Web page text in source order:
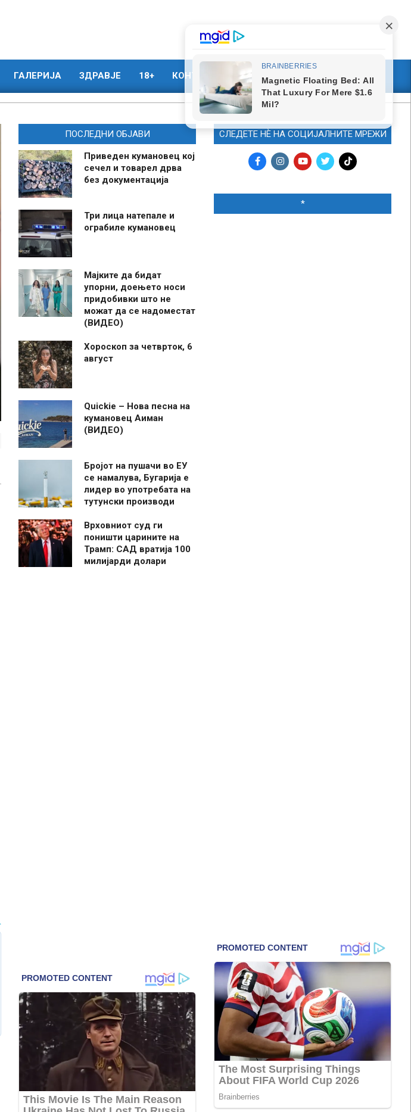
ГАЛЕРИЈА ЗДРАВЈЕ 18+ КОНТАКТ МАРКЕТИНГ
ПОСЛЕДНИ ОБЈАВИ
Приведен кумановец кој
сечел и товарел дрва
без документација
Три лица натепале и
ограбиле кумановец
Мајките да бидат
упорни, доењето носи
придобивки што не
можат да се надоместат
(ВИДЕО)
Хороскоп за четврток, 6
август
Quickie – Нова песна на
кумановец Аиман
(ВИДЕО)
Бројот на пушачи во ЕУ
се намалува, Бугарија е
лидер во употребата на
тутунски производи
Врховниот суд ги
поништи царините на
Трамп: САД вратија 100
милијарди долари
СЛЕДЕТЕ НЀ НА СОЦИЈАЛНИТЕ МРЕЖИ
*